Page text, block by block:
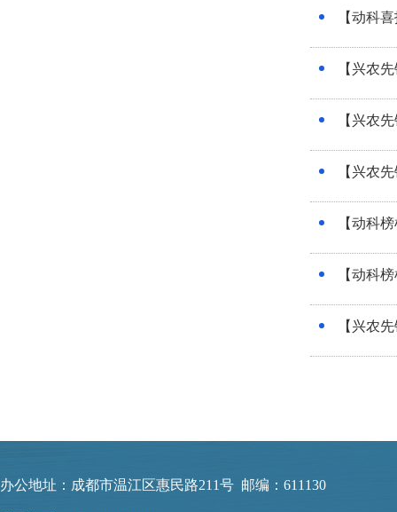
【动科
【兴农
【兴农
【兴农
【动科
【动科
【兴农
办公地址：成都市温江区惠民路211号 邮编：611130